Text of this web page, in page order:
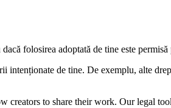
folosirea adoptată de tine este
intenționate de tine. De exemplu, alte
creators to share their work. Our legal